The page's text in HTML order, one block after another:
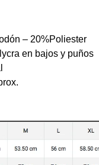
– 20%Poliester
en bajos y puños